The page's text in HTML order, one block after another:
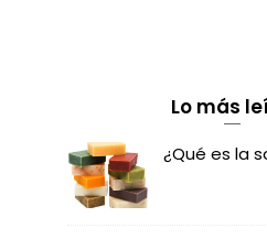
Lo más
¿Qué es la